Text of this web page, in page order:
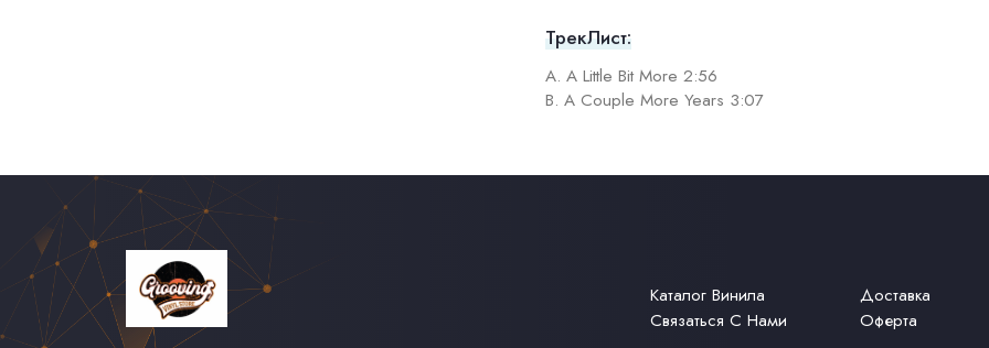
ТрекЛист:
A. A Little Bit More 2:56
B. A Couple More Years 3:07
Каталог Винила
Связаться С Нами
Доставка
Оферта